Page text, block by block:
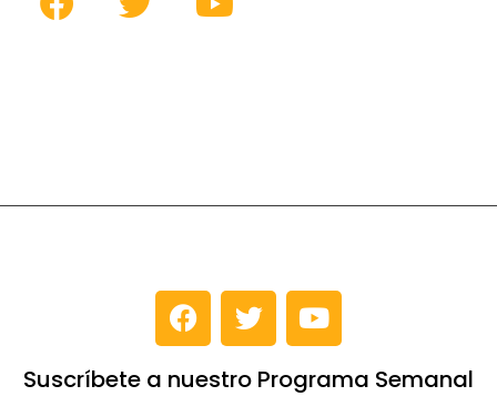
Suscríbete a nuestro Programa Semanal